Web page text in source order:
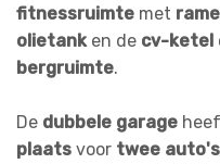
fitnessruimte met
olietank en de cv-ketel
bergruimte.
De dubbele garage
plaats voor twee auto's